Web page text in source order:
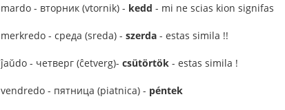
mardo - вторник (vtornik) - kedd - mi ne scias kion signifas
merkredo - среда (sreda) - szerda - estas simila !!
ĵaŭdo - четверг (ĉetverg)- csütörtök - estas simila !
vendredo - пятница (piatnica) - péntek